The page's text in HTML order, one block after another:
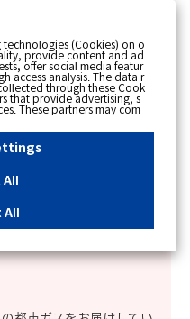
(Cookies) on o
provide content and ad
offer social media featur
access analysis. The data r
through these Cook
that provide advertising, s
These partners may com
data that you have provi
from your use of their s
and optimise advertisemen
than us on the internet.
All". If you agree to the use
To select your preferen
settings at any time by c
on this banner or through y
regarding the pr
Cookies DetailsPrivacy Polic
All